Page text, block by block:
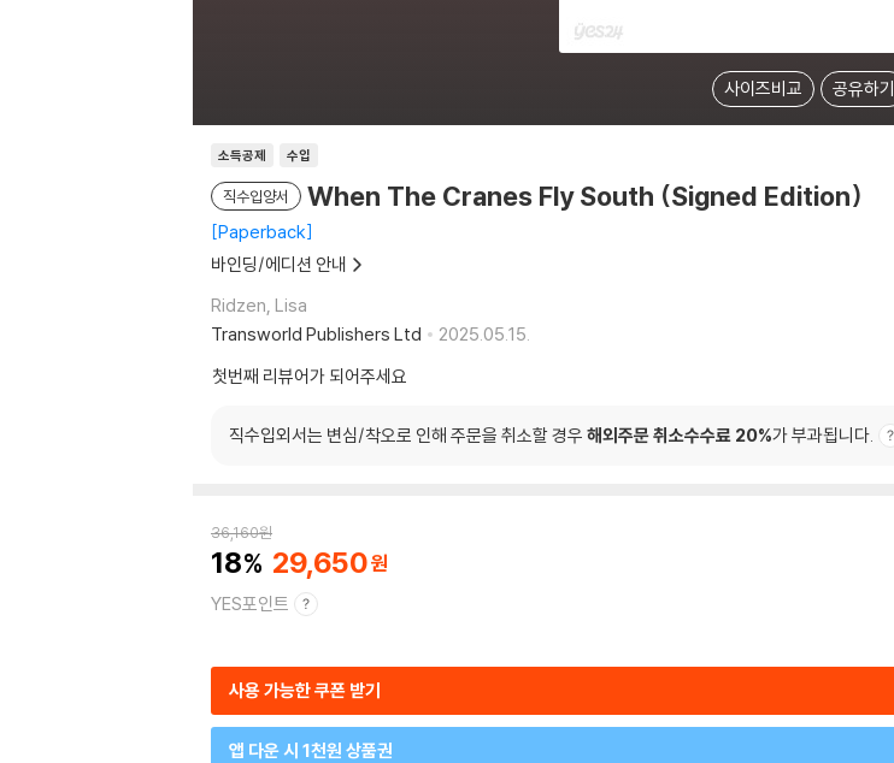
사이즈비교 공유하기
소득공제 수입
직수입양서 When The Cranes Fly South (Signed Edition)
Paperback
바인딩/에디션 안내
Ridzen, Lisa
Transworld Publishers Ltd
2025.05.15.
첫번째 리뷰어가 되어주세요
직수입외서는 변심/착오로 인해 주문을 취소할 경우 해외주문 취소수수료 20%가 부과됩니다.
36,160원
18 29,650
YES포인트
사용 가능한 쿠폰 받기
앱 다운 시 1천원 상품권